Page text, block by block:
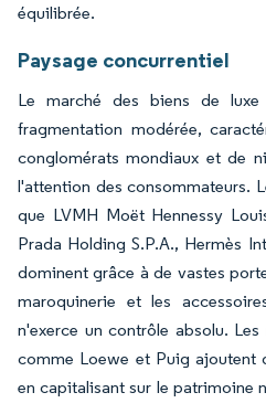
équilibrée.
Paysage concurrentiel
Le marché des biens de luxe
fragmentation modérée,
conglomérats mondiaux et de
l'attention des consommateurs.
que LVMH Moët Hennessy
Prada Holding S.P.A., Hermès
dominent grâce à de vastes
maroquinerie et les
n'exerce un contrôle absolu.
comme Loewe et Puig ajoutent
en capitalisant sur le patrimoine